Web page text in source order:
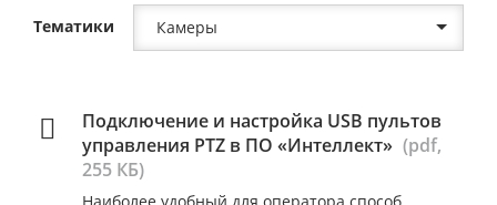
Тематики Камеры
Подключение и настройка USB пультов
управления PTZ в ПО «Интеллект» (pdf,
255 КБ)